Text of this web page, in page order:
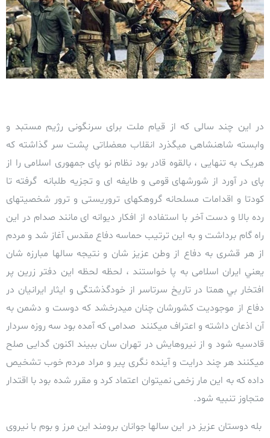
در این چند سالی که از قیام ملت برای سرنگونی رژیم مستبد و
وابسته شاهنشاهی میگذرد انقلاب معضلاتی پشت سر گذاشته که
هریک به تنهایی ، بالقوه قادر بود نظام نو پای جمهوری اسلامی را از
پای در آورد از شورشهای قومی و طایفه ای و تجزیه طلبانه گرفته تا
کودتا و اقدامات مسلحانه گروهکهای تروریستی و ترور شخصیتهای
رده بالا و دست آخر با استفاده از افکار دیوانه ای مانند صدام در این
راه گام برداشت و به این ترتیب حماسه دفاع مقدس آغاز شد و مردم
از هر قشری به دفاع از وطن عزیز شان و نتیجه سالها مبارزه شان
يعني ایران اسلامی به پا خواستند ، لحظه لحظه این دفتر زرین پر
افتخار بي همتا در تاریخ سرتاسر از خودگذشتگی و ایثار ایرانیان در
دفاع از موجودیت کشورشان چنان میدرخشد که دوست و دشمن به
آن اذعان داشته و اعتراف میکنند صدامی که آمده بود سه روزه سردار
قادسیه شود و از نیروهایش در تهران سان ببیند اکنون گدایی صلح
میکنند هر چند درایت و آینده نگری پیر و مراد مردم خوب تشخیص
داده که به این مار زخمی نمیتوان اعتماد کرد و مقرر شده بود با اقتدار
متجاوز تنبیه شود.
بله دوستان عزیز در اين سالها جوانان برومند اين مرز و بوم با نیروی